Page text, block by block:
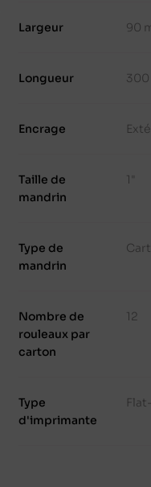
Largeur 90
Longueur 300
Encrage
Taille de
mandrin
1"
Type de
mandrin
Nombre de
rouleaux par
carton
12
Type
d'imprimante